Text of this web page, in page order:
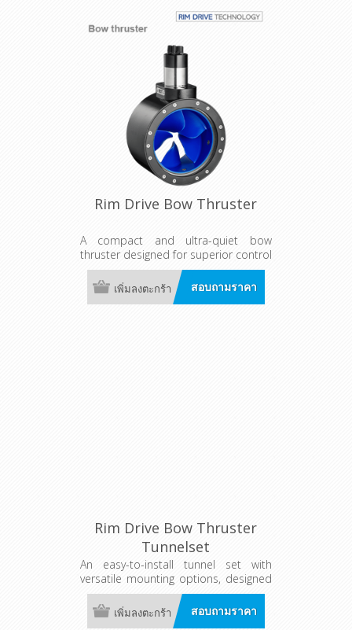
Rim Drive Bow Thruster
A compact and ultra-quiet bow
thruster designed for superior control
in wind and current. Suitable for both
bow and stern use, it offers
continuous, reliable operation with a
สอบถามราคา
เพิ่มลงตะกร้า
Rim Drive Bow Thruster
Tunnelset
An easy-to-install tunnel set with
versatile mounting options, designed
to protect the thruster in tough
conditions. Available for both bow
and stern thrusters.
สอบถามราคา
เพิ่มลงตะกร้า